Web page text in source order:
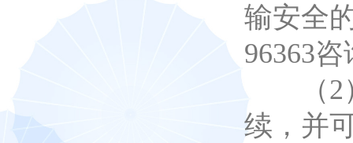
输安全
96363
（2）
续，并